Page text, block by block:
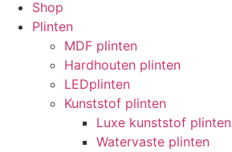
Shop
Plinten
MDF plinten
Hardhouten plinten
LEDplinten
Kunststof plinten
Luxe kunststof plinten
Watervaste plinten